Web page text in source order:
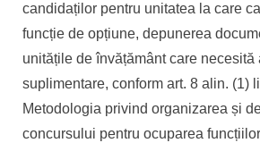
candidaților pentru unitatea la care
funcție de opțiune, depunerea
unitățile de învățământ care necesită
suplimentare, conform art. 8 alin. (1)
Metodologia privind organizarea și
concursului pentru ocuparea